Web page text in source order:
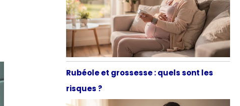
Rubéole et grossesse : quels sont les
risques ?